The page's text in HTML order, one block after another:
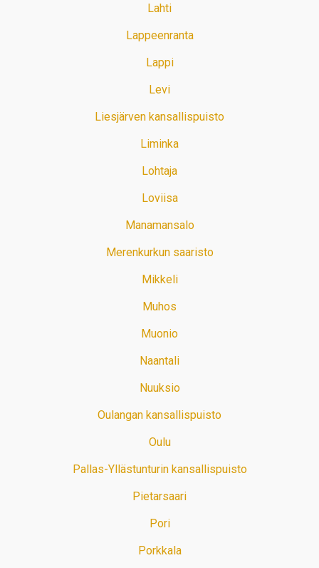
Lahti
Lappeenranta
Lappi
Levi
Liesjärven kansallispuisto
Liminka
Lohtaja
Loviisa
Manamansalo
Merenkurkun saaristo
Mikkeli
Muhos
Muonio
Naantali
Nuuksio
Oulangan kansallispuisto
Oulu
Pallas-Yllästunturin kansallispuisto
Pietarsaari
Pori
Porkkala